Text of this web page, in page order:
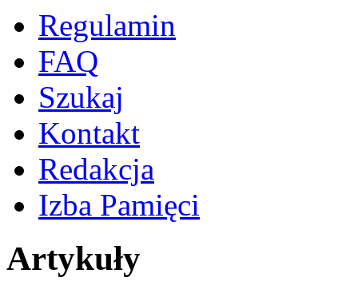
Regulamin
FAQ
Szukaj
Kontakt
Redakcja
Izba Pamięci
Artykuły